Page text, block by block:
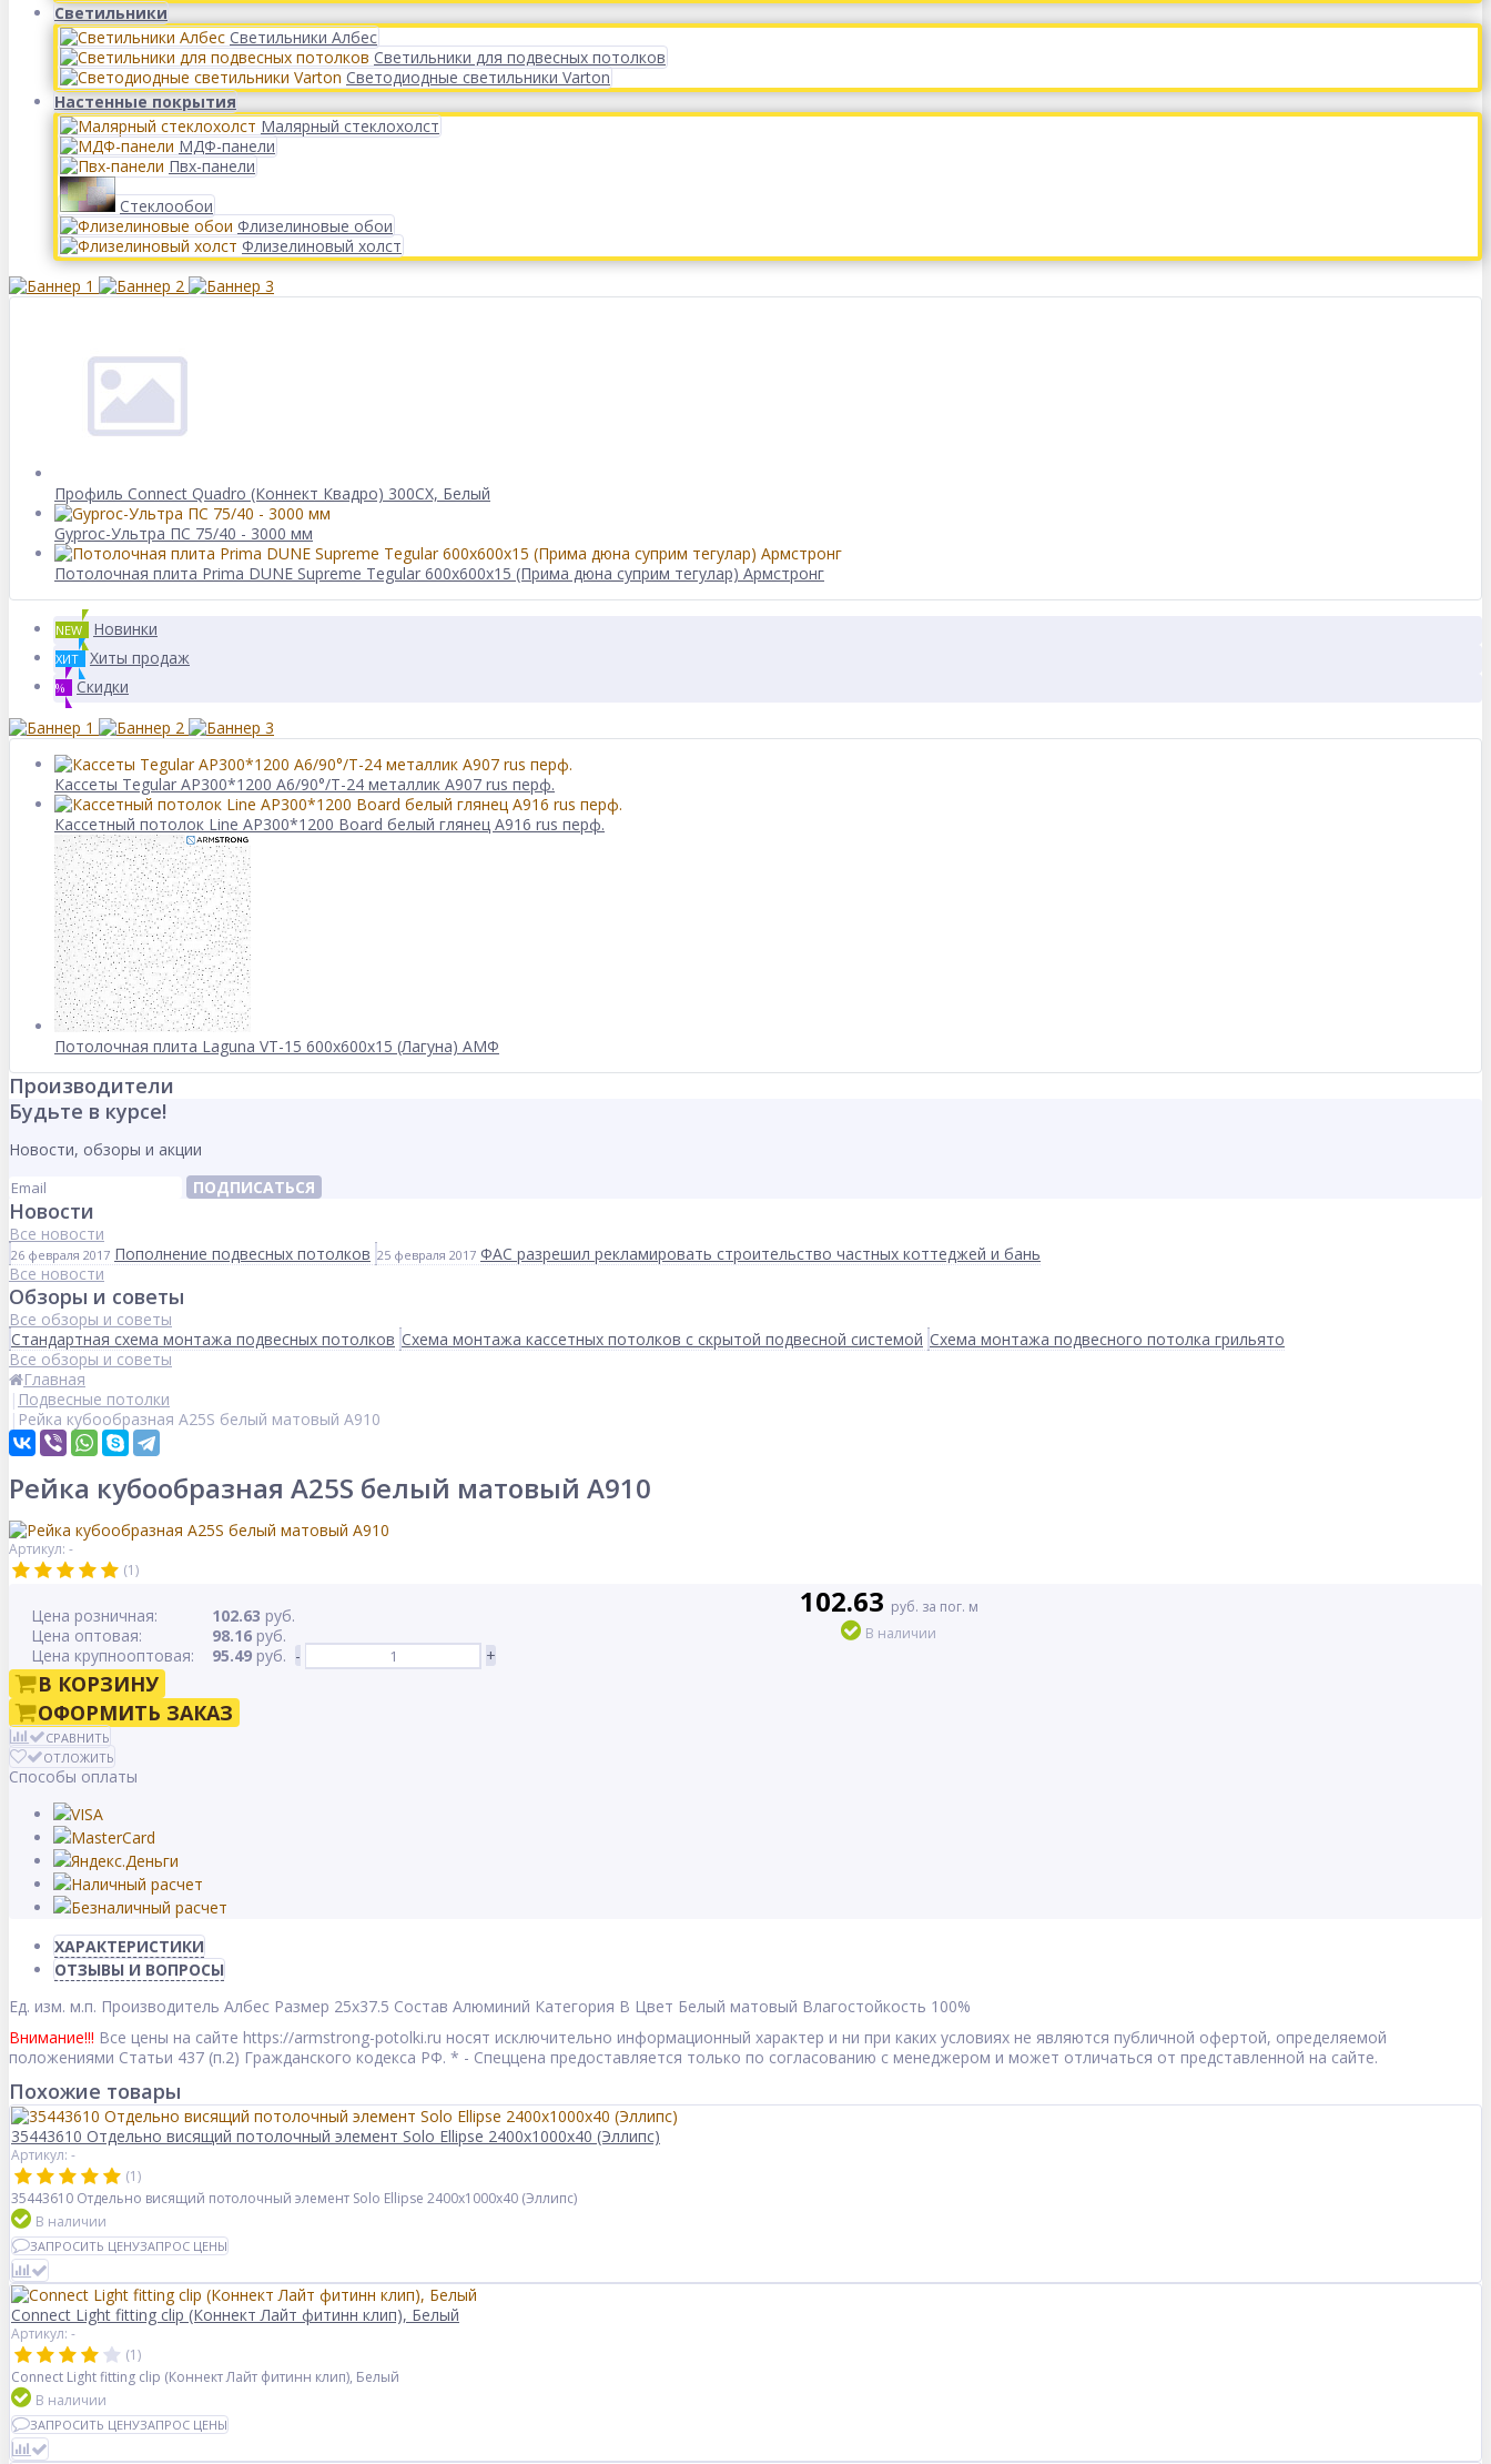
Светильники
Светильники Албес
Светильники для подвесных потолков
Светодиодные светильники Varton
Настенные покрытия
Малярный стеклохолст
МДФ-панели
Пвх-панели
Стеклообои
Флизелиновые обои
Флизелиновый холст
Профиль Connect Quadro (Коннект Квадро) 300CX, Белый
Gyproc-Ультра ПC 75/40 - 3000 мм
Потолочная плита Prima DUNE Supreme Tegular 600x600x15 (Прима дюна суприм тегулар) Армстронг
NEW Новинки
ХИТ Хиты продаж
% Скидки
Кассеты Tegular AP300*1200 A6/90°/Т-24 металлик А907 rus перф.
Кассетный потолок Line AP300*1200 Board белый глянец А916 rus перф.
Потолочная плита Laguna VT-15 600x600x15 (Лагуна) АМФ
Производители
Будьте в курсе!
Новости, обзоры и акции
ПОДПИСАТЬСЯ
Новости
Все новости
26 февраля 2017 Пополнение подвесных потолков 25 февраля 2017 ФАС разрешил рекламировать строительство частных коттеджей и бань
Все новости
Обзоры и советы
Все обзоры и советы
Стандартная схема монтажа подвесных потолков Схема монтажа кассетных потолков с скрытой подвесной системой Схема монтажа подвесного потолка грильято
Все обзоры и советы
Главная
Подвесные потолки
Рейка кубообразная A25S белый матовый А910
Рейка кубообразная A25S белый матовый А910
Артикул: -
(1)
Цена розничная: 102.63 руб.
Цена оптовая:
98.16 руб.
Цена крупнооптовая:
95.49 руб.
102.63 руб. за пог. м
В наличии
- +
В КОРЗИНУ
ОФОРМИТЬ ЗАКАЗ
СРАВНИТЬ
ОТЛОЖИТЬ
Способы оплаты
ХАРАКТЕРИСТИКИ
ОТЗЫВЫ И ВОПРОСЫ
Ед. изм. м.п. Производитель Албес Размер 25x37.5 Состав Алюминий Категория B Цвет Белый матовый Влагостойкость 100%
Внимание!!! Все цены на сайте https://armstrong-potolki.ru носят исключительно информационный характер и ни при каких условиях не являются публичной офертой, определяемой
положениями Статьи 437 (п.2) Гражданского кодекса РФ. * - Спеццена предоставляется только по согласованию с менеджером и может отличаться от представленной на сайте.
Похожие товары
35443610 Отдельно висящий потолочный элемент Solo Ellipse 2400x1000x40 (Эллипс)
Артикул: -
(1)
35443610 Отдельно висящий потолочный элемент Solo Ellipse 2400x1000x40 (Эллипс)
В наличии
ЗАПРОСИТЬ ЦЕНУЗАПРОС ЦЕНЫ
Connect Light fitting clip (Коннект Лайт фитинн клип), Белый
Артикул: -
(1)
Connect Light fitting clip (Коннект Лайт фитинн клип), Белый
В наличии
ЗАПРОСИТЬ ЦЕНУЗАПРОС ЦЕНЫ